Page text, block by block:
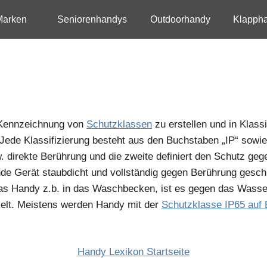
Seniorenhandys Outdoorhandy
von Schutzklassen zu erstellen und in
Klassifizierung besteht aus den Buchstaben „IP“
direkte Berührung und die zweite definiert den Schutz
Gerät staubdicht und vollständig gegen Berührung
Handy z.b. in das Waschbecken, ist es gegen das
Meistens werden Handy mit der Schutzklasse IP65 auf
Handy Lexikon Startseite